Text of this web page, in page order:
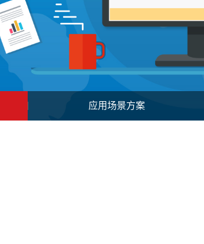
应用场景方案